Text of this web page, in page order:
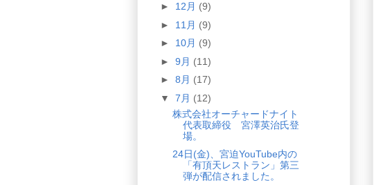
► 12月 (9)
► 11月 (9)
► 10月 (9)
► 9月 (11)
► 8月 (17)
▼ 7月 (12)
株式会社オーチャードナイト
代表取締役 宮澤英治氏登
場。
24日(金)、宮迫YouTube内の
「有頂天レストラン」第三
弾が配信されました。